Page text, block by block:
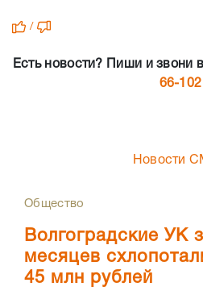
/
Есть новости? Пиши и звони
66-102
Новости
Общество
Волгоградские УК
месяцев
45 млн рублей